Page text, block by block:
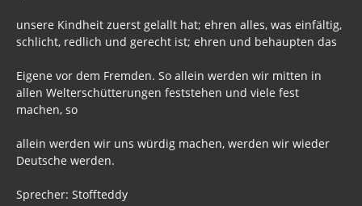
unsere Kindheit zuerst gelallt hat; ehren alles, was einfältig,
schlicht, redlich und gerecht ist; ehren und behaupten das
Eigene vor dem Fremden. So allein werden wir mitten in
allen Welterschütterungen feststehen und viele fest
machen, so
allein werden wir uns würdig machen, werden wir wieder
Deutsche werden.
Sprecher: Stoffteddy